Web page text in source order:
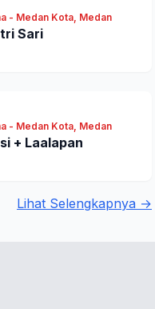
- Medan Kota, Medan
Sari
- Medan Kota, Medan
+ Laalapan
Lihat Selengkapnya →